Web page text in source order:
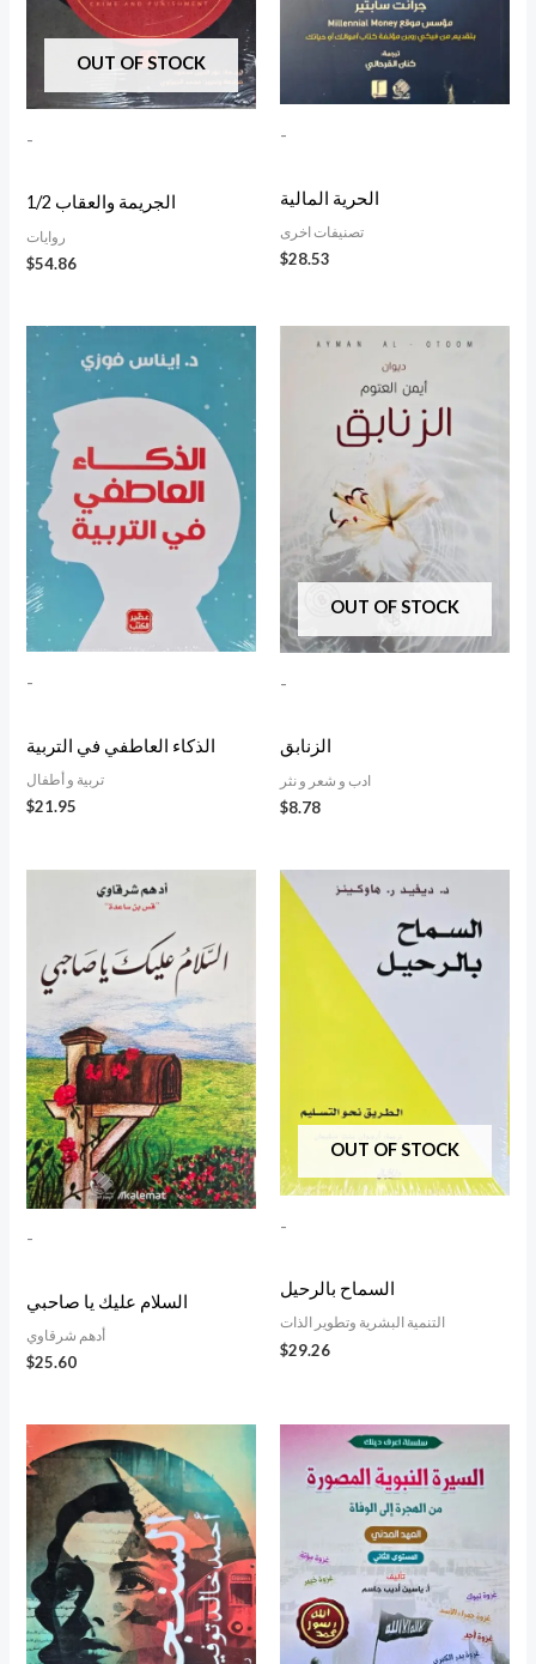
OUT OF STOCK
-
الجريمة والعقاب 1/2
روايات
$54.86
-
الحرية المالية
تصنيفات اخرى
$28.53
-
الذكاء العاطفي في التربية
تربية و أطفال
$21.95
OUT OF STOCK
-
الزنابق
ادب و شعر و نثر
$8.78
-
السلام عليك يا صاحبي
أدهم شرقاوي
$25.60
OUT OF STOCK
-
السماح بالرحيل
التنمية البشرية وتطوير الذات
$29.26